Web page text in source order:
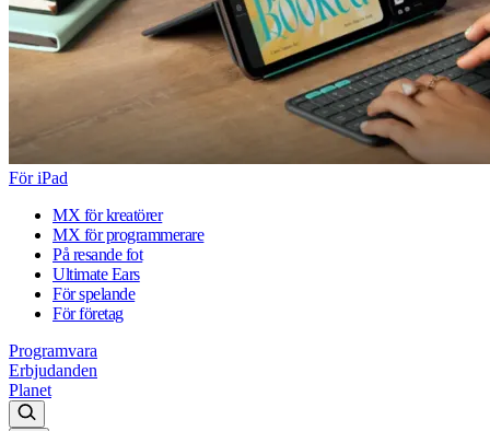
För iPad
MX för kreatörer
MX för programmerare
På resande fot
Ultimate Ears
För spelande
För företag
Programvara
Erbjudanden
Planet